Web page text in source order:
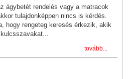
ágybetét rendelés vagy a matracok
tulajdonképpen nincs is kérdés.
hogy rengeteg keresés érkezik, akik
tovább...